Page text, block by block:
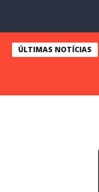
ÚLTIMAS NOTÍCIAS